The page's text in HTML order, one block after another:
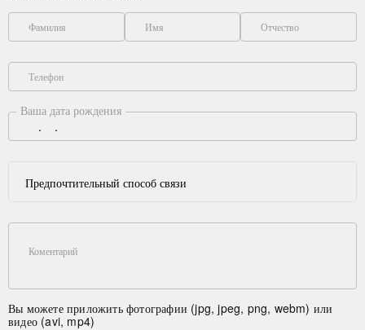
Фамилия Имя Отчество
Телефон
Ваша дата рождения
Предпочтительный способ связи
Коментарий
Вы можете приложить фотографии (jpg, jpeg, png, webm) или
видео (avi, mp4)